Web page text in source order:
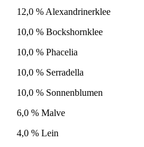
12,0 % Alexandrinerklee
10,0 % Bockshornklee
10,0 % Phacelia
10,0 % Serradella
10,0 % Sonnenblumen
6,0 % Malve
4,0 % Lein